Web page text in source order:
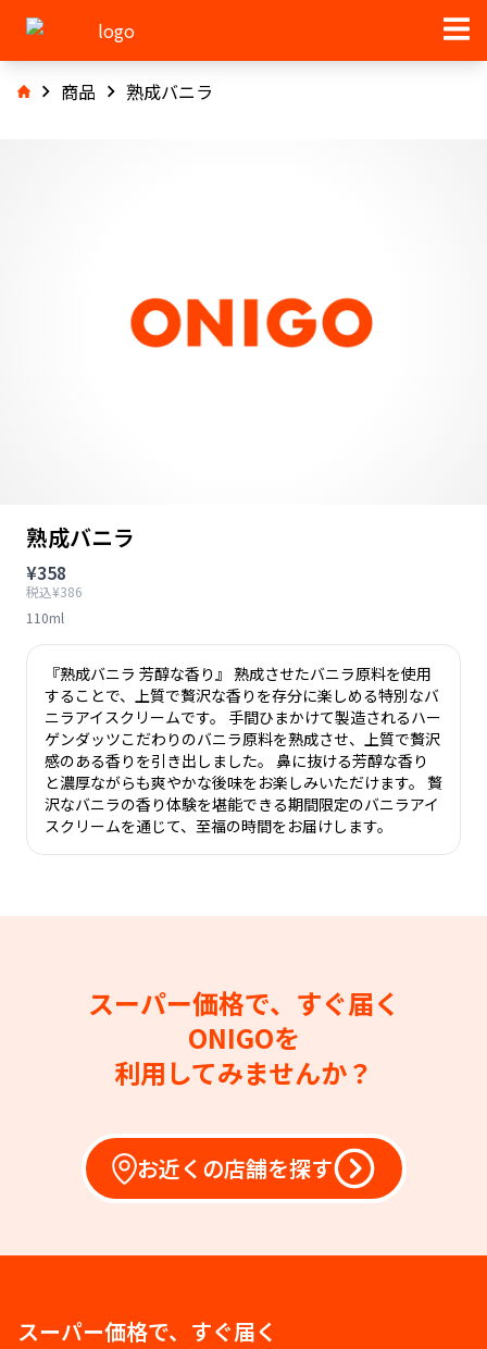
商品 熟成バニラ
熟成バニラ
¥358
税込¥386
110ml
『熟成バニラ 芳醇な香り』 熟成させたバニラ原料を使用
することで、上質で贅沢な香りを存分に楽しめる特別なバ
ニラアイスクリームです。 手間ひまかけて製造されるハー
ゲンダッツこだわりのバニラ原料を熟成させ、上質で贅沢
感のある香りを引き出しました。 鼻に抜ける芳醇な香り
と濃厚ながらも爽やかな後味をお楽しみいただけます。 贅
沢なバニラの香り体験を堪能できる期間限定のバニラアイ
スクリームを通じて、至福の時間をお届けします。
スーパー価格で、すぐ届く
ONIGOを
利用してみませんか？
お近くの店舗を探す
スーパー価格で、すぐ届く